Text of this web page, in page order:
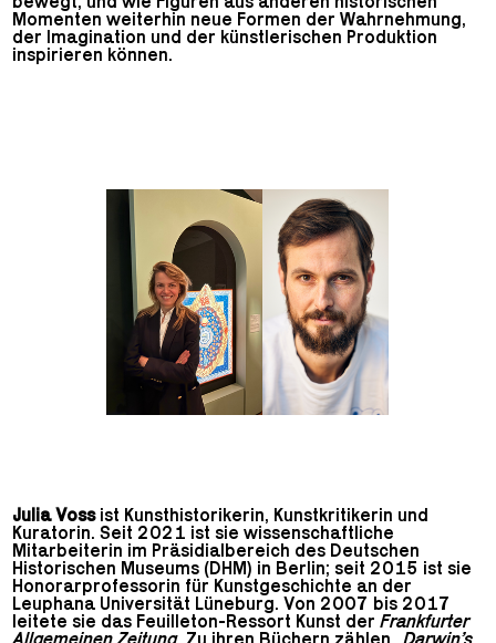
Momenten weiterhin neue Formen der Wahrnehmung,
der Imagination und der künstlerischen Produktion
inspirieren können.
Julia Voss ist Kunsthistorikerin, Kunstkritikerin und
Kuratorin. Seit 2021 ist sie wissenschaftliche
Mitarbeiterin im Präsidialbereich des Deutschen
Historischen Museums (DHM) in Berlin; seit 2015 ist sie
Honorarprofessorin für Kunstgeschichte an der
Leuphana Universität Lüneburg. Von 2007 bis 2017
leitete sie das Feuilleton-Ressort Kunst derFrankfurter
Allgemeinen Zeitung. Zu ihren Büchern zählen „Darwin’s